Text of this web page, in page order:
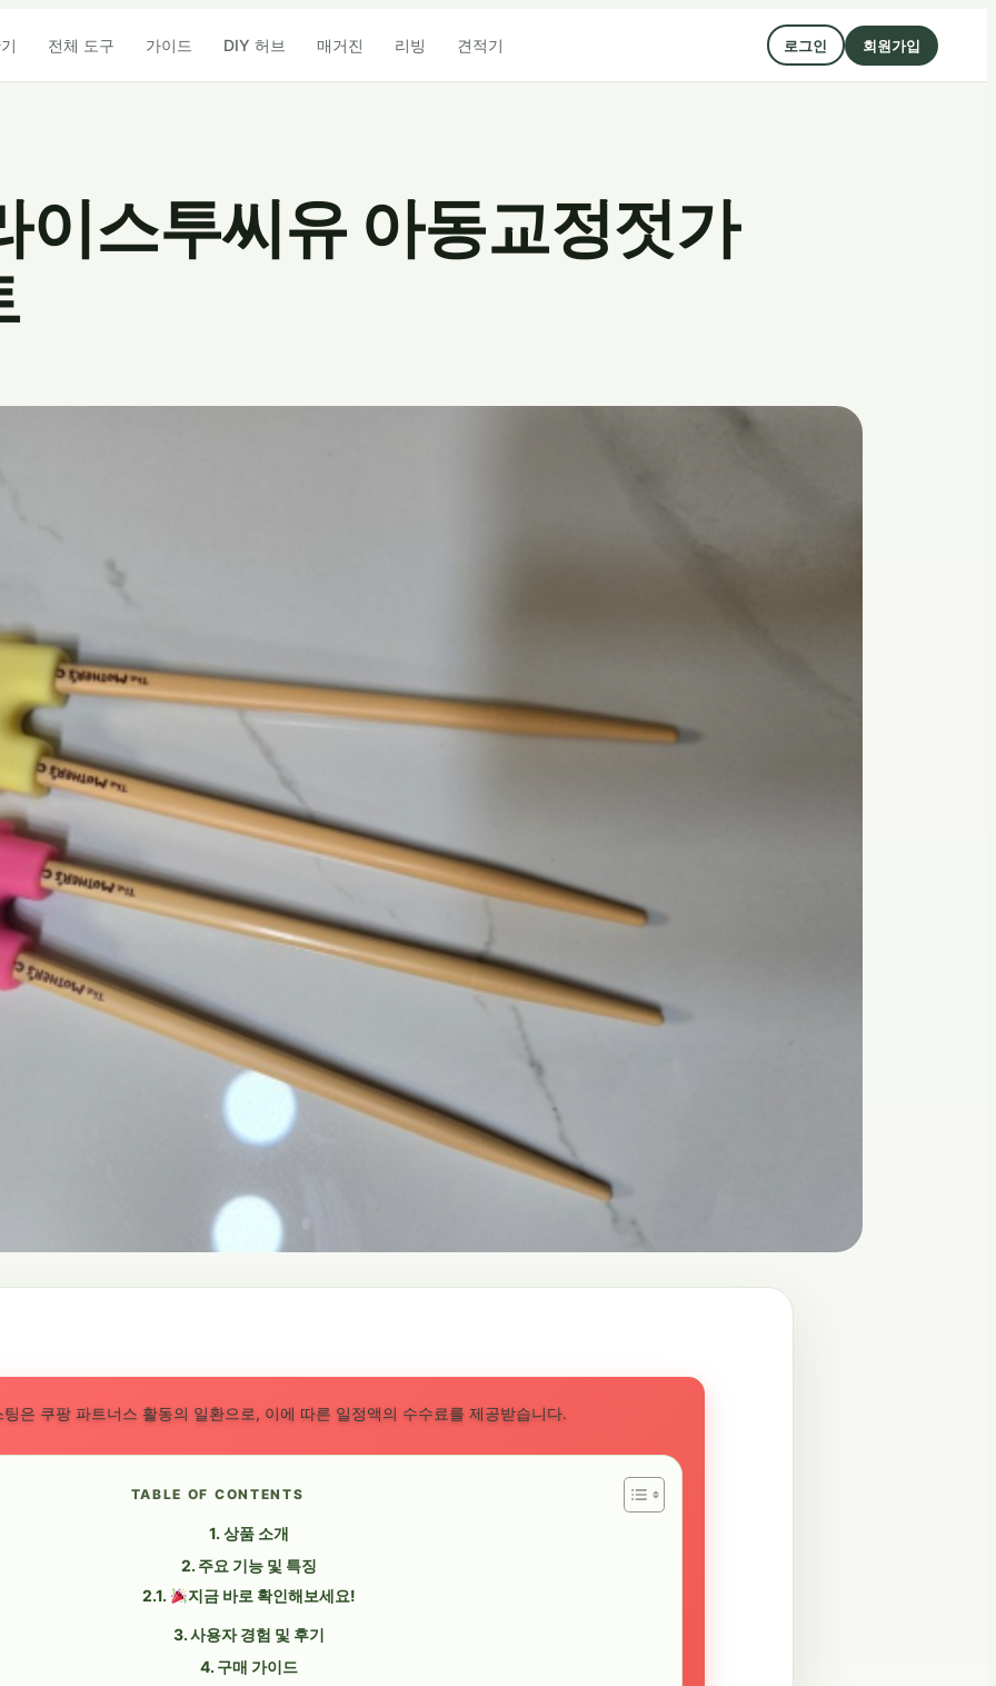
전체 도구 가이드 DIY 허브 매거진 리빙 견적기 로그인 회원가입
이스투씨유 아동교정젓가
은 쿠팡 파트너스 활동의 일환으로, 이에 따른 일정액의 수수료를 제공받습니다.
TABLE OF CONTENTS
상품 소개
주요 기능 및 특징
지금 바로 확인해보세요!
사용자 경험 및 후기
구매 가이드